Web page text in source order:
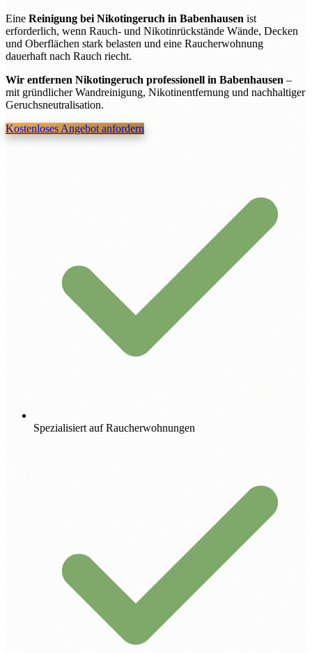
Eine Reinigung bei Nikotingeruch in Babenhausen ist
erforderlich, wenn Rauch- und Nikotinrückstände Wände, Decken
und Oberflächen stark belasten und eine Raucherwohnung
dauerhaft nach Rauch riecht.
Wir entfernen Nikotingeruch professionell in Babenhausen –
mit gründlicher Wandreinigung, Nikotinentfernung und nachhaltiger
Geruchsneutralisation.
Kostenloses Angebot anfordern
Spezialisiert auf Raucherwohnungen